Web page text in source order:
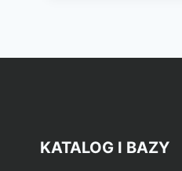
KATALOG I BAZY